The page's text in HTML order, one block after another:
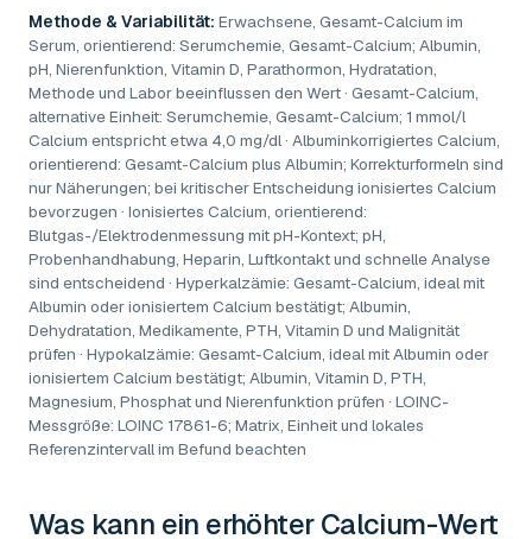
Methode & Variabilität: Erwachsene, Gesamt-Calcium im
Serum, orientierend: Serumchemie, Gesamt-Calcium; Albumin,
pH, Nierenfunktion, Vitamin D, Parathormon, Hydratation,
Methode und Labor beeinflussen den Wert · Gesamt-Calcium,
alternative Einheit: Serumchemie, Gesamt-Calcium; 1 mmol/l
Calcium entspricht etwa 4,0 mg/dl · Albuminkorrigiertes Calcium,
orientierend: Gesamt-Calcium plus Albumin; Korrekturformeln sind
nur Näherungen; bei kritischer Entscheidung ionisiertes Calcium
bevorzugen · Ionisiertes Calcium, orientierend:
Blutgas-/Elektrodenmessung mit pH-Kontext; pH,
Probenhandhabung, Heparin, Luftkontakt und schnelle Analyse
sind entscheidend · Hyperkalzämie: Gesamt-Calcium, ideal mit
Albumin oder ionisiertem Calcium bestätigt; Albumin,
Dehydratation, Medikamente, PTH, Vitamin D und Malignität
prüfen · Hypokalzämie: Gesamt-Calcium, ideal mit Albumin oder
ionisiertem Calcium bestätigt; Albumin, Vitamin D, PTH,
Magnesium, Phosphat und Nierenfunktion prüfen · LOINC-
Messgröße: LOINC 17861-6; Matrix, Einheit und lokales
Referenzintervall im Befund beachten
Was kann ein erhöhterCalcium-Wert